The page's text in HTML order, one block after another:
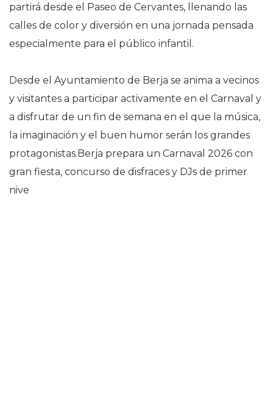
partirá desde el Paseo de Cervantes, llenando las
calles de color y diversión en una jornada pensada
especialmente para el público infantil.
Desde el Ayuntamiento de Berja se anima a vecinos
y visitantes a participar activamente en el Carnaval y
a disfrutar de un fin de semana en el que la música,
la imaginación y el buen humor serán los grandes
protagonistas.Berja prepara un Carnaval 2026 con
gran fiesta, concurso de disfraces y DJs de primer
nive